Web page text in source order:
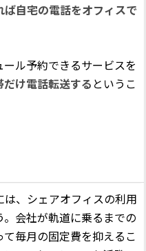
ば自宅の電話をオフィスで
ル予約できるサービスを
け電話転送する というこ
、シェアオフィスの利用
会社が軌道に乗るまでの
毎月の固定費を抑えるこ